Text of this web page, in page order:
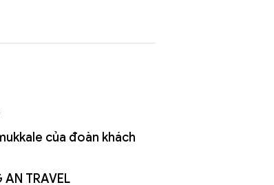
của đoàn khách
AN TRAVEL